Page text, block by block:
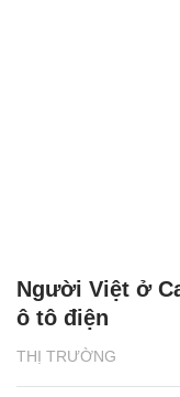
THỊ TRƯỜNG
Người Việt ở
ô tô điện